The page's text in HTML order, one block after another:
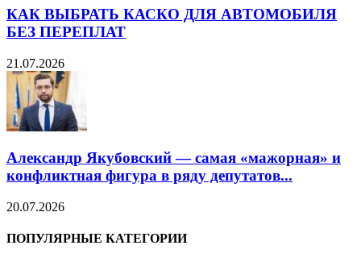
КАК ВЫБРАТЬ КАСКО ДЛЯ АВТОМОБИЛЯ
БЕЗ ПЕРЕПЛАТ
21.07.2026
Александр Якубовский — самая «мажорная» и
конфликтная фигура в ряду депутатов...
20.07.2026
ПОПУЛЯРНЫЕ КАТЕГОРИИ